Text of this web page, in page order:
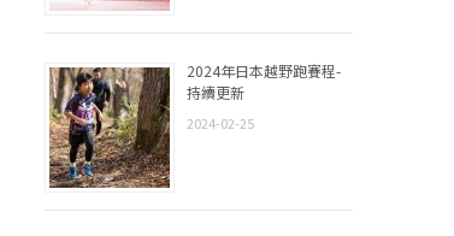
2024年日本越野跑賽程-
持續更新
2024-02-25